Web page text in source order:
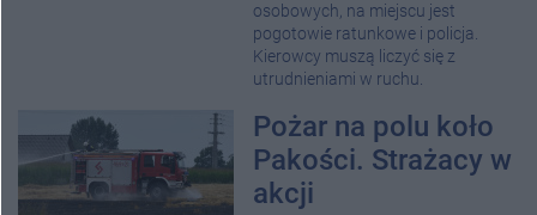
osobowych, na miejscu jest
pogotowie ratunkowe i policja.
Kierowcy muszą liczyć się z
utrudnieniami w ruchu.
Pożar na polu koło
Pakości. Strażacy w
akcji